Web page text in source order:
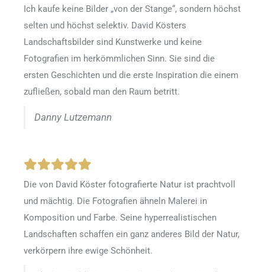
Ich kaufe keine Bilder „von der Stange“, sondern höchst
selten und höchst selektiv. David Kösters
Landschaftsbilder sind Kunstwerke und keine
Fotografien im herkömmlichen Sinn. Sie sind die
ersten Geschichten und die erste Inspiration die einem
zufließen, sobald man den Raum betritt.
Danny Lutzemann
Die von David Köster fotografierte Natur ist prachtvoll
und mächtig. Die Fotografien ähneln Malerei in
Komposition und Farbe. Seine hyperrealistischen
Landschaften schaffen ein ganz anderes Bild der Natur,
verkörpern ihre ewige Schönheit.